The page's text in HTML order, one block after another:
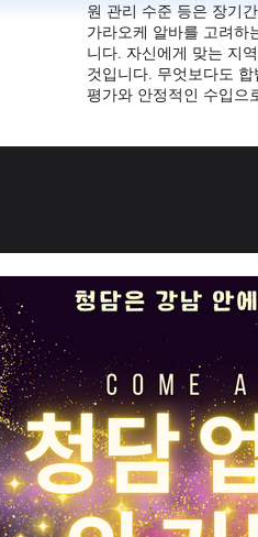
원 관리 수준 등은 장기
가라오케 알바를 고려하
니다. 자신에게 맞는 지
것입니다. 무엇보다도
평가와 안정적인 수입으
유흥알바채용중 유흥구인채
청담업소알바 청담동업소알바
태국마사지알바 태국마사지구인